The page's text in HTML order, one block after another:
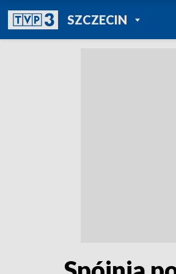
SZCZECINPOWRÓT DO
TVP REGIONY